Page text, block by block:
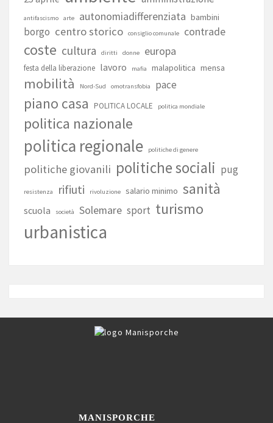
antifascismo arte autonomiadifferenziata bambini
borgo centro storico consiglio comunale contrade
coste cultura diritti donne europa
festa della liberazione lavoro mafia malapolitica mensa
mobilità Nord-Sud omotransfobia pace
piano casa POLITICA LOCALE politica mondiale
politica nazionale
politica regionale politiche di genere
politiche giovanili politiche sociali pug
resistenza rifiuti rivoluzione salario minimo sanità
scuola società Solemare sport turismo
urbanistica
MANISPORCHE